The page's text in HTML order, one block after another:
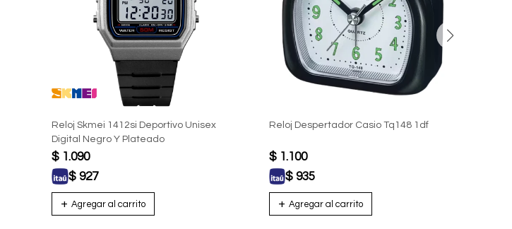
Reloj Skmei 1412si Deportivo Unisex
Digital Negro Y Plateado
$ 1.090
$ 927
Reloj Despertador Casio Tq148 1df
$ 1.100
$ 935